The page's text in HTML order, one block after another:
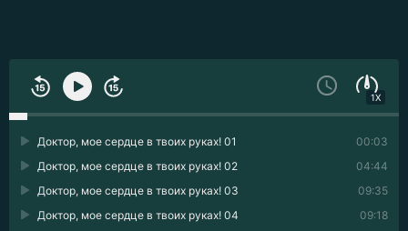
1X
00:03
Доктор, мое сердце в твоих руках! 01
04:44
Доктор, мое сердце в твоих руках! 02
09:35
Доктор, мое сердце в твоих руках! 03
09:18
Доктор, мое сердце в твоих руках! 04